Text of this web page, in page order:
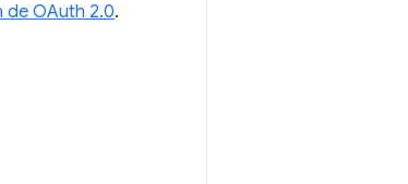
de OAuth 2.0.